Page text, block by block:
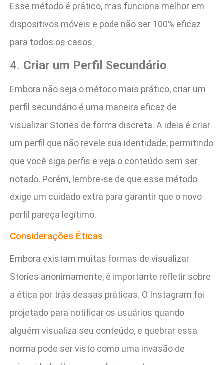
Esse método é prático, mas funciona melhor em
dispositivos móveis e pode não ser 100% eficaz
para todos os casos.
4. Criar um Perfil Secundário
Embora não seja o método mais prático, criar um
perfil secundário é uma maneira eficaz de
visualizar Stories de forma discreta. A ideia é criar
um perfil que não revele sua identidade, permitindo
que você siga perfis e veja o conteúdo sem ser
notado. Porém, lembre-se de que esse método
exige um cuidado extra para garantir que o novo
perfil pareça legítimo.
Considerações Éticas
Embora existam muitas formas de visualizar
Stories anonimamente, é importante refletir sobre
a ética por trás dessas práticas. O Instagram foi
projetado para notificar os usuários quando
alguém visualiza seu conteúdo, e quebrar essa
norma pode ser visto como uma invasão de